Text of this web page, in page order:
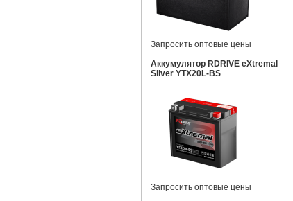
Запросить оптовые цены
Аккумулятор RDRIVE eXtremal
Silver YTX20L-BS
Запросить оптовые цены